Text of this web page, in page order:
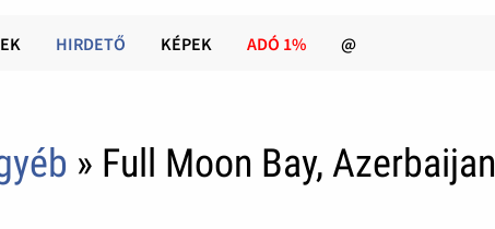
HIRDETŐ KÉPEK ADÓ 1% @
» Full Moon Bay, Azerbaijan